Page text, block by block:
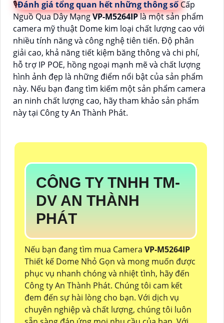
🎙Đánh giá tổng quan hết những thông số Cấp
Nguồ Qua Dây MạngVP-M5264IPlà một sản phẩm
camera mỹ thuật Dome kim loại chất lượng cao với
nhiều tính năng và công nghệ tiên tiến. Độ phân
giải cao, khả năng tiết kiệm băng thông và chi phí,
hỗ trợ IP POE, hồng ngoại mạnh mẽ và chất lượng
hình ảnh đẹp là những điểm nổi bật của sản phẩm
này. Nếu bạn đang tìm kiếm một sản phẩm camera
an ninh chất lượng cao, hãy tham khảo sản phẩm
này tại Công ty An Thành Phát.
CÔNG TY TNHH TM-
DV AN THÀNH
PHÁT
Nếu bạn đang tìm mua Camera VP-M5264IP
Thiết kế Dome Nhỏ Gọn và mong muốn được
phục vụ nhanh chóng và nhiệt tình, hãy đến
Công ty An Thành Phát. Chúng tôi cam kết
đem đến sự hài lòng cho bạn. Với dịch vụ
chuyên nghiệp và chất lượng, chúng tôi luôn